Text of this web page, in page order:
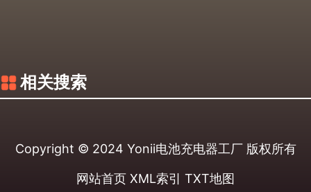
相关搜索
Copyright © 2024 Yonii电池充电器工厂版权所有
网站首页 XML索引 TXT地图